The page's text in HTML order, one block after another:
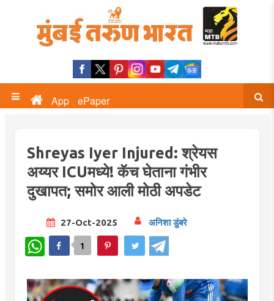
App ePaper
Shreyas Iyer Injured: श्रेयस
अय्यर ICUमध्ये! कॅच घेताना गंभीर
दुखापत; समोर आली मोठी अपडेट
27-Oct-2025 अनिशा डुंबरे
WhatsApp
1